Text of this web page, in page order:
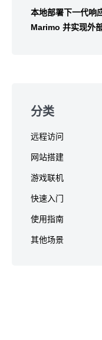
本地部署下一代响
Marimo 并实现外
分类
远程访问
网站搭建
游戏联机
快速入门
使用指南
其他场景